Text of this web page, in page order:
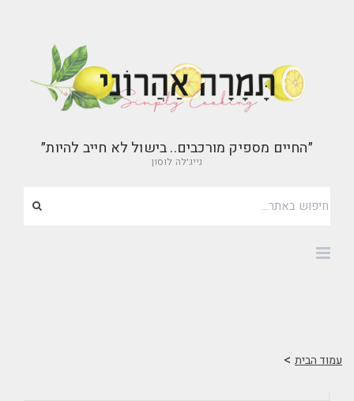
״החיים מספיק מורכבים.. בישול לא חייב להיות״
נייג׳לה לוסון
עמוד הבית >